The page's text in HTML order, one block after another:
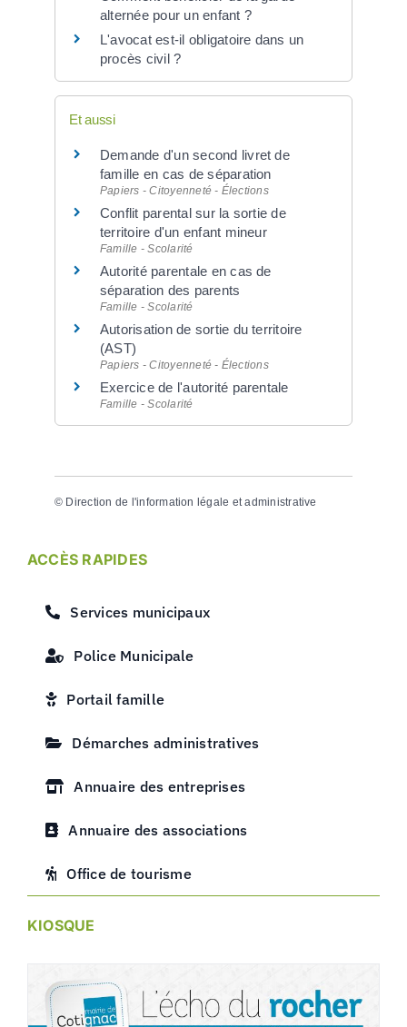
alternée pour un enfant ?
L'avocat est-il obligatoire dans un
procès civil ?
Et aussi
Demande d'un second livret de
famille en cas de séparation
Papiers - Citoyenneté - Élections
Conflit parental sur la sortie de
territoire d'un enfant mineur
Famille - Scolarité
Autorité parentale en cas de
séparation des parents
Famille - Scolarité
Autorisation de sortie du territoire
(AST)
Papiers - Citoyenneté - Élections
Exercice de l'autorité parentale
Famille - Scolarité
© Direction de l'information légale et administrative
ACCÈS RAPIDES
Services municipaux
Police Municipale
Portail famille
Démarches administratives
Annuaire des entreprises
Annuaire des associations
Office de tourisme
KIOSQUE